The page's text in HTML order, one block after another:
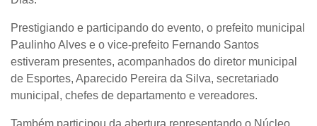
Prestigiando e participando do evento, o prefeito municipal
Paulinho Alves e o vice-prefeito Fernando Santos
estiveram presentes, acompanhados do diretor municipal
de Esportes, Aparecido Pereira da Silva, secretariado
municipal, chefes de departamento e vereadores.